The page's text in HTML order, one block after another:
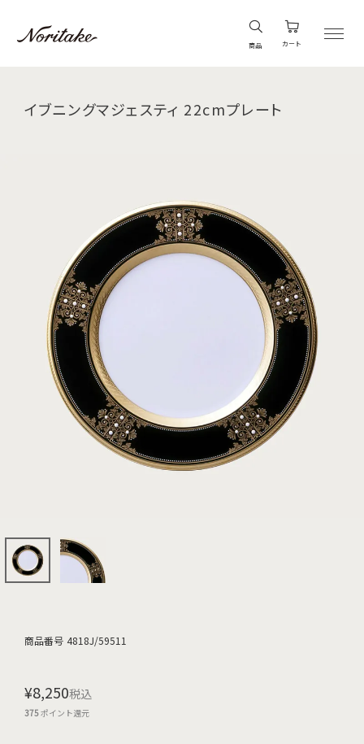
商品 カート
イブニングマジェスティ 22cmプレート
商品番号 4818J/59511
¥8,250税込
375ポイント還元